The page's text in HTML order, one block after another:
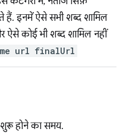
हैं. इनमें ऐसे सभी शब्द शामिल
कोई भी शब्द शामिल नहीं
url finalUrl
होने का समय.